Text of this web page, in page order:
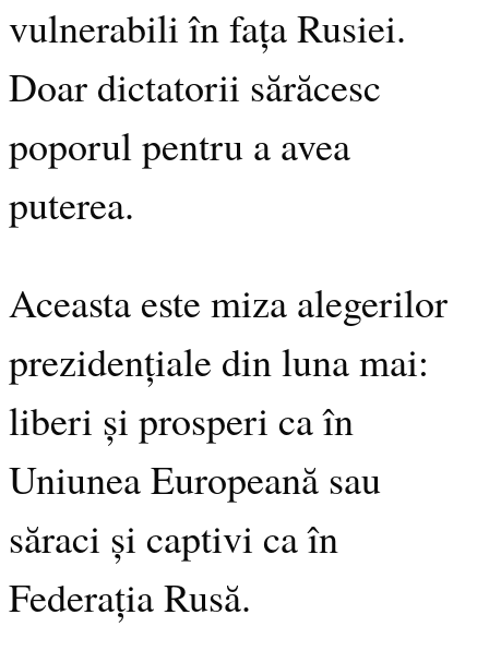
vulnerabili în fața Rusiei.
Doar dictatorii sărăcesc
poporul pentru a avea
puterea.
Aceasta este miza alegerilor
prezidențiale din luna mai:
liberi și prosperi ca în
Uniunea Europeană sau
săraci și captivi ca în
Federația Rusă.